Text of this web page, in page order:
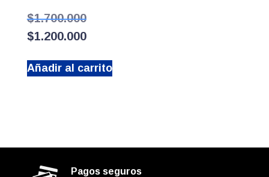
$1.700.000El
original
$1.700.000.
$1.200.000El
es:
Añadir al carrito
Pagos seguros